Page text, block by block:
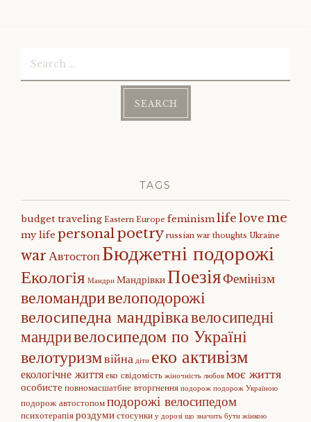
TAGS
budget traveling Eastern Europe feminismlife love me
my life personalpoetry russian war thoughts Ukraine
warАвтостопБюджетні подорожі
Екологія Мандри МандрівкиПоезіяФемінізм
веломандривелоподорожі
велосипедна мандрівкавелосипедні
мандривелосипедом по Україні
велотуризмвійна діти еко активізм
екологічне життяеко свідомість жіночність любов моє життя
особисте повномасшатбне вторгнення подорож подорож Україною
подорож автостопомподорожі велосипедом
психотерапіяроздумистосунки у дорозі що значить бути жінкою